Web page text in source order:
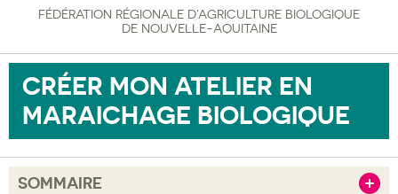
FÉDÉRATION RÉGIONALE D’AGRICULTURE BIOLOGIQUE
DE NOUVELLE-AQUITAINE
CRÉER MON ATELIER EN
MARAICHAGE BIOLOGIQUE
SOMMAIRE